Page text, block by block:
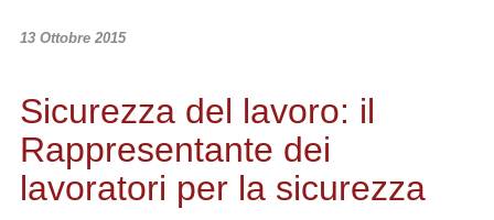
13 Ottobre 2015
Sicurezza del lavoro: il
Rappresentante dei
lavoratori per la sicurezza